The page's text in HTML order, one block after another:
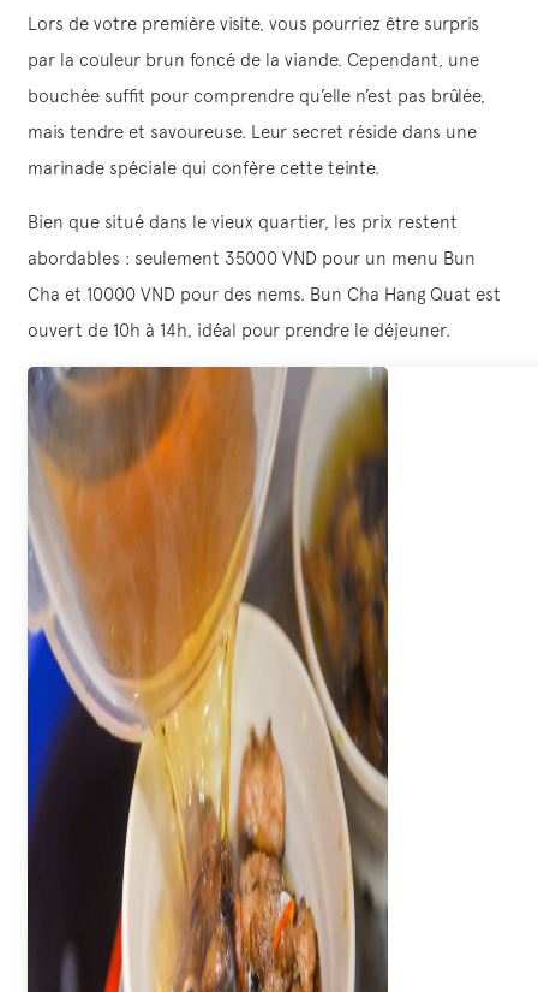
Lors de votre première visite, vous pourriez être surpris
par la couleur brun foncé de la viande. Cependant, une
bouchée suffit pour comprendre qu’elle n’est pas brûlée,
mais tendre et savoureuse. Leur secret réside dans une
marinade spéciale qui confère cette teinte.
Bien que situé dans le vieux quartier, les prix restent
abordables : seulement 35000 VND pour un menu Bun
Cha et 10000 VND pour des nems. Bun Cha Hang Quat est
ouvert de 10h à 14h, idéal pour prendre le déjeuner.